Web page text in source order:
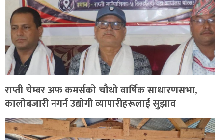
राप्ती चेम्बर अफ कमर्सको चौथो वार्षिक साधारणसभा,
कालोबजारी नगर्न उद्योगी व्यापारीहरूलाई सुझाव